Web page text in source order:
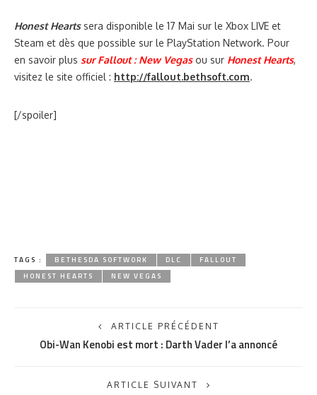
Honest Heartssera disponible le 17 Mai sur le Xbox LIVE et
Steam et dès que possible sur le PlayStation Network. Pour
en savoir plus sur Fallout : New Vegasou sur Honest Hearts,
visitez le site officiel : http://fallout.bethsoft.com.
[/spoiler]
TAGS : BETHESDA SOFTWORK DLC
FALLOUT
HONEST HEARTS
NEW VEGAS
ARTICLE PRÉCÉDENT
Obi-Wan Kenobi est mort : Darth Vader l’a annoncé
ARTICLE SUIVANT